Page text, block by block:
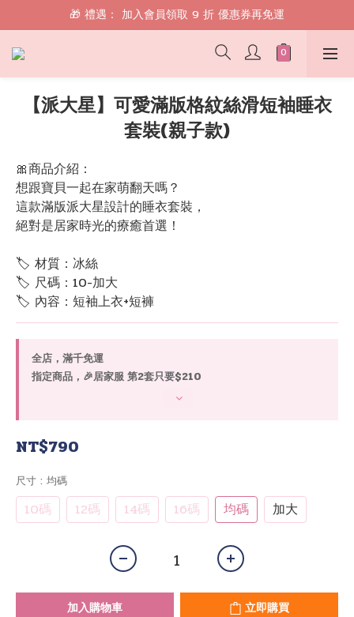
🎁 禮遇： 加入會員領取 9 折 優惠券再免運
🎁 禮遇： 加入會員領取 9 折 優惠券再免運
📱 綁定 LINE 好友，現領 $100 購物金！
🎁 禮遇： 加入會員領取 9 折 優惠券再免運
【派大星】可愛滿版格紋絲滑短袖睡衣
套裝(親子款)
🎀商品介紹：
想跟寶貝一起在家萌翻天嗎？
這款滿版派大星設計的睡衣套裝，
絕對是居家時光的療癒首選！
🏷 材質：冰絲
🏷 尺碼：10-加大
🏷 內容：短袖上衣+短褲
全店，滿千免運
指定商品，🎉居家服 第2套只要$210
NT$790
尺寸 : 均碼
10碼 12碼 14碼 16碼 均碼 加大
加入購物車 立即購買